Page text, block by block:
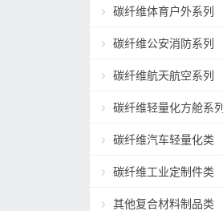
碳纤维体育户外系列
碳纤维公安消防系列
碳纤维航天航空系列
碳纤维轻量化方舱系列
碳纤维汽车轻量化类
碳纤维工业定制件类
其他复合材料制品类